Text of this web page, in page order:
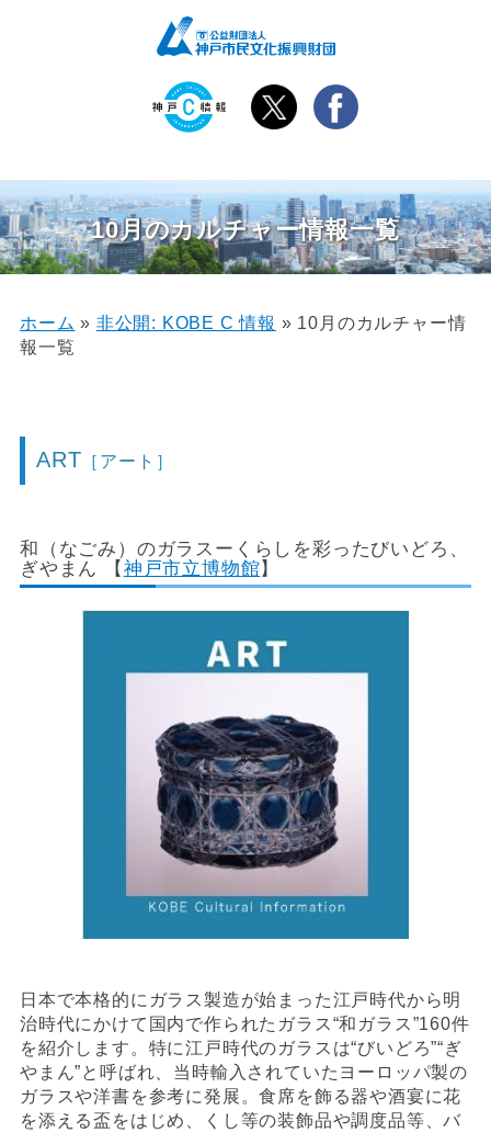
10月のカルチャー情報一覧
ホーム » 非公開: KOBE C 情報 » 10月のカルチャー情
報一覧
ART ［アート］
和（なごみ）のガラスーくらしを彩ったびいどろ、
ぎやまん 【 神戸市立博物館】
日本で本格的にガラス製造が始まった江戸時代から明
治時代にかけて国内で作られたガラス“和ガラス”160件
を紹介します。特に江戸時代のガラスは“びいどろ”“ぎ
やまん”と呼ばれ、当時輸入されていたヨーロッパ製の
ガラスや洋書を参考に発展。食席を飾る器や酒宴に花
を添える盃をはじめ、くし等の装飾品や調度品等、バ